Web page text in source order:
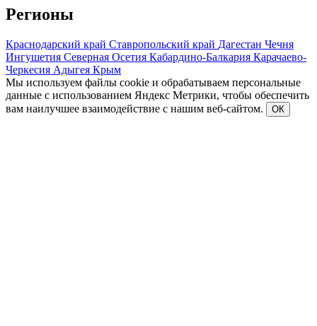
Регионы
Краснодарский край Ставропольский край Дагестан Чечня
Ингушетия Северная Осетия Кабардино-Балкария Карачаево-
Черкесия Адыгея Крым
Мы используем файлы cookie и обрабатываем персональные
данные с использованием Яндекс Метрики, чтобы обеспечить
вам наилучшее взаимодействие с нашим веб-сайтом.
ОК